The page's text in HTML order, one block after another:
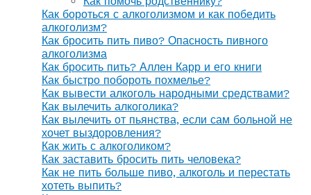
Как бороться с алкоголизмом и как победить
алкоголизм?
Как бросить пить пиво? Опасность пивного
алкоголизма
Как бросить пить? Аллен Карр и его книги
Как быстро побороть похмелье?
Как вывести алкоголь народными средствами?
Как вылечить алкоголика?
Как вылечить от пьянства, если сам больной не
хочет выздоровления?
Как жить с алкоголиком?
Как заставить бросить пить человека?
Как не пить больше пиво, алкоголь и перестать
хотеть выпить?